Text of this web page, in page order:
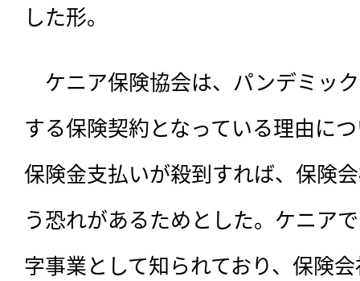
した形。
ケニア保険協会は、パンデミッ
する保険契約となっている理由に
保険金支払いが殺到すれば、保険
う恐れがあるためとした。ケニア
字事業として知られており、保険